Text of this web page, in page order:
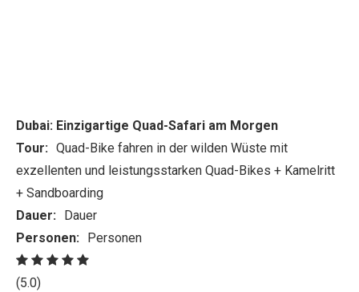
Dubai: Einzigartige Quad-Safari am Morgen
Tour: Quad-Bike fahren in der wilden Wüste mit
exzellenten und leistungsstarken Quad-Bikes + Kamelritt
+ Sandboarding
Dauer:
Dauer
Personen:
Personen
(5.0)